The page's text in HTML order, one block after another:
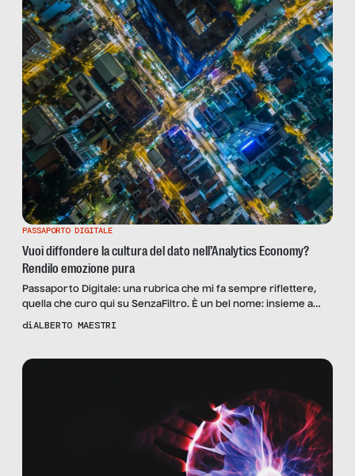
PASSAPORTO DIGITALE
Vuoi diffondere la cultura del dato nell’Analytics Economy?
Rendilo emozione pura
Passaporto Digitale: una rubrica che mi fa sempre riflettere,
quella che curo qui su SenzaFiltro. È un bel nome: insieme a
Stefania, Osvaldo e al resto del team, siamo stati bravi a
hanno […]
diALBERTO MAESTRI